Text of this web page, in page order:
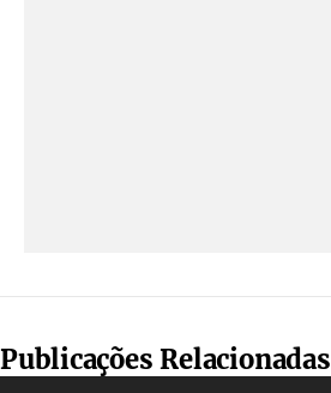
Publicações Relacionadas